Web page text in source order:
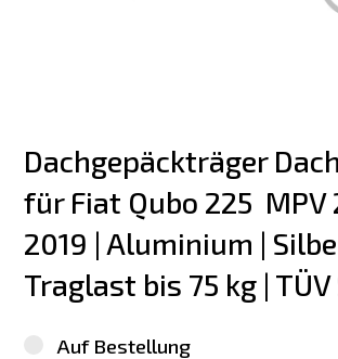
Dachgepäckträger
für Fiat Qubo 225
2019 | Aluminium |
Traglast bis 75 kg | TÜV
Auf Bestellung